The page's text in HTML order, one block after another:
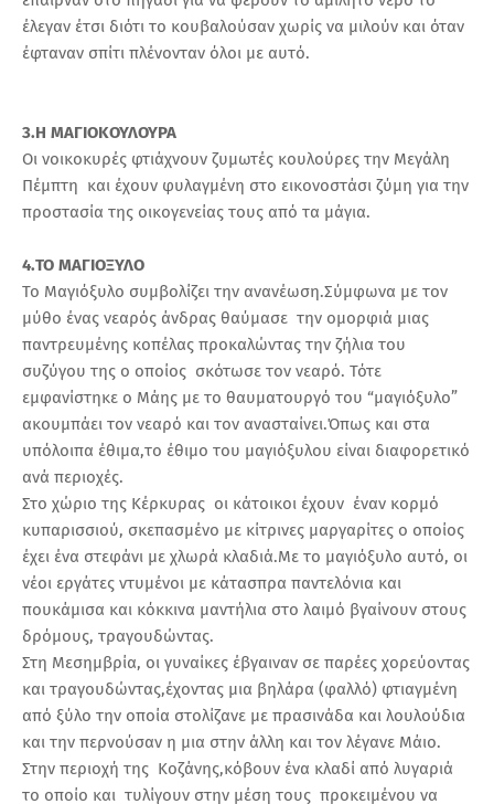
έλεγαν έτσι διότι το κουβαλούσαν χωρίς να μιλούν και όταν
έφταναν σπίτι πλένονταν όλοι με αυτό.
3.Η ΜΑΓΙΟΚΟΥΛΟΥΡΑ
Οι νοικοκυρές φτιάχνουν ζυμωτές κουλούρες την Μεγάλη
Πέμπτη και έχουν φυλαγμένη στο εικονοστάσι ζύμη για την
προστασία της οικογενείας τους από τα μάγια.
4.ΤΟ ΜΑΓΙΟΞΥΛΟ
Το Μαγιόξυλο συμβολίζει την ανανέωση.Σύμφωνα με τον
μύθο ένας νεαρός άνδρας θαύμασε την ομορφιά μιας
παντρευμένης κοπέλας προκαλώντας την ζήλια του
συζύγου της ο οποίος σκότωσε τον νεαρό. Τότε
εμφανίστηκε ο Μάης με το θαυματουργό του “μαγιόξυλο”
ακουμπάει τον νεαρό και τον ανασταίνει.Όπως και στα
υπόλοιπα έθιμα,το έθιμο του μαγιόξυλου είναι διαφορετικό
ανά περιοχές.
Στο χώριο της Κέρκυρας οι κάτοικοι έχουν έναν κορμό
κυπαρισσιού, σκεπασμένο με κίτρινες μαργαρίτες ο οποίος
έχει ένα στεφάνι με χλωρά κλαδιά.Με το μαγιόξυλο αυτό, οι
νέοι εργάτες ντυμένοι με κάτασπρα παντελόνια και
πουκάμισα και κόκκινα μαντήλια στο λαιμό βγαίνουν στους
δρόμους, τραγουδώντας.
Στη Μεσημβρία, οι γυναίκες έβγαιναν σε παρέες χορεύοντας
και τραγουδώντας,έχοντας μια βηλάρα (φαλλό) φτιαγμένη
από ξύλο την οποία στολίζανε με πρασινάδα και λουλούδια
και την περνούσαν η μια στην άλλη και τον λέγανε Μάιο.
Στην περιοχή της Κοζάνης,κόβουν ένα κλαδί από λυγαριά
το οποίο και τυλίγουν στην μέση τους προκειμένου να